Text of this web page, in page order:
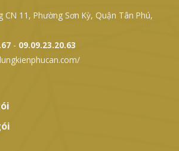
CN 11, Phường Sơn Kỳ, Quận Tân Phú,
09.09.23.20.63